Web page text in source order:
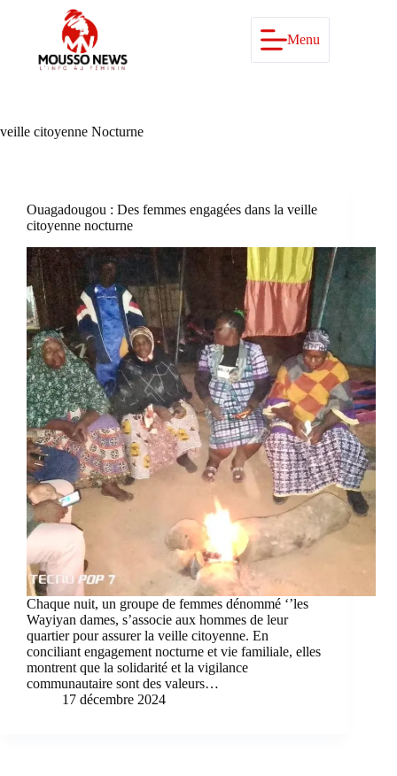
Menu
veille citoyenne Nocturne
Ouagadougou : Des femmes engagées dans la veille
citoyenne nocturne
Chaque nuit, un groupe de femmes dénommé ‘’les
Wayiyan dames, s’associe aux hommes de leur
quartier pour assurer la veille citoyenne. En
conciliant engagement nocturne et vie familiale, elles
montrent que la solidarité et la vigilance
communautaire sont des valeurs…
17 décembre 2024